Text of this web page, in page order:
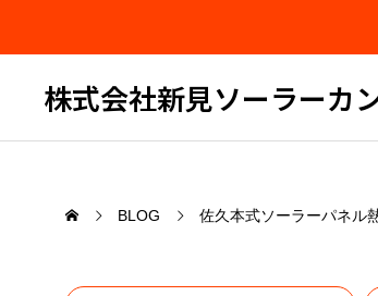
株式会社新見ソーラーカ
BLOG 佐久本式ソーラーパネル